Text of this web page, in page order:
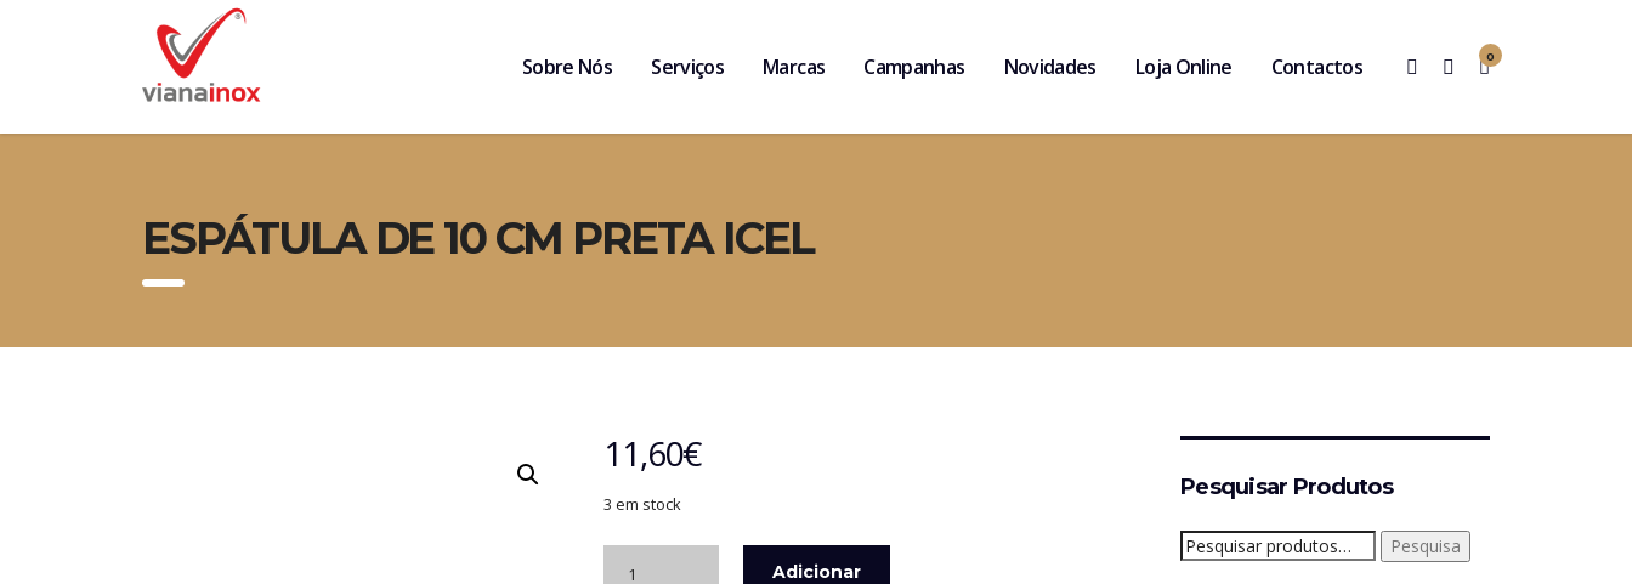
0
Sobre Nós Serviços Marcas Campanhas Novidades Loja Online Contactos
ESPÁTULA DE 10 CM PRETA ICEL
11,60€
3 em stock
Adicionar
Pesquisar Produtos
Pesquisar
por:
Pesquisa